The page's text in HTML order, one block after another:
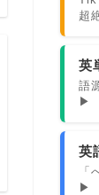
超
英
語
▶
英
「
▶